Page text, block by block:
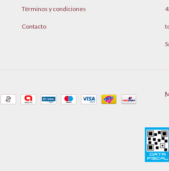
Términos y condiciones
Contacto